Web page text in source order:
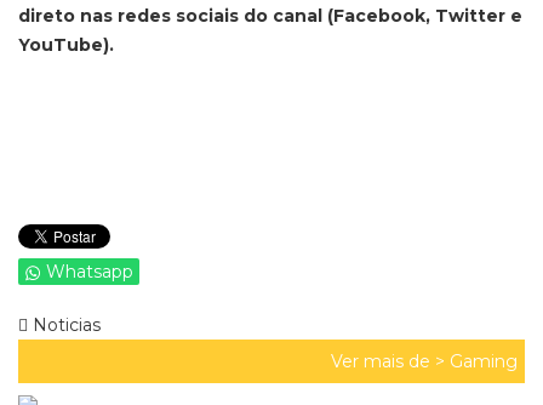
direto nas redes sociais do canal (Facebook, Twitter e
YouTube).
Whatsapp
Noticias
Ver mais de > Gaming